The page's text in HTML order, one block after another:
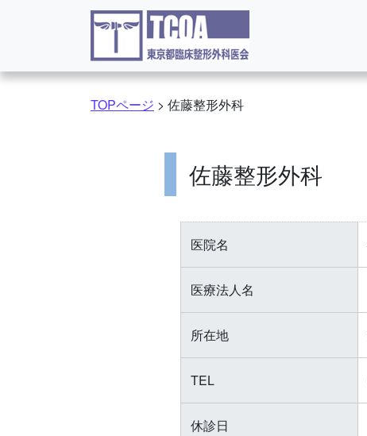
コンテンツへスキップ
TOPページ > 佐藤整形外科
佐藤整形外科
医院名
医療法人名
所在地
TEL
休診日